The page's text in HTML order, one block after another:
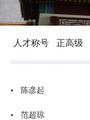
人才称号 正高级
陈彦起
范超琼